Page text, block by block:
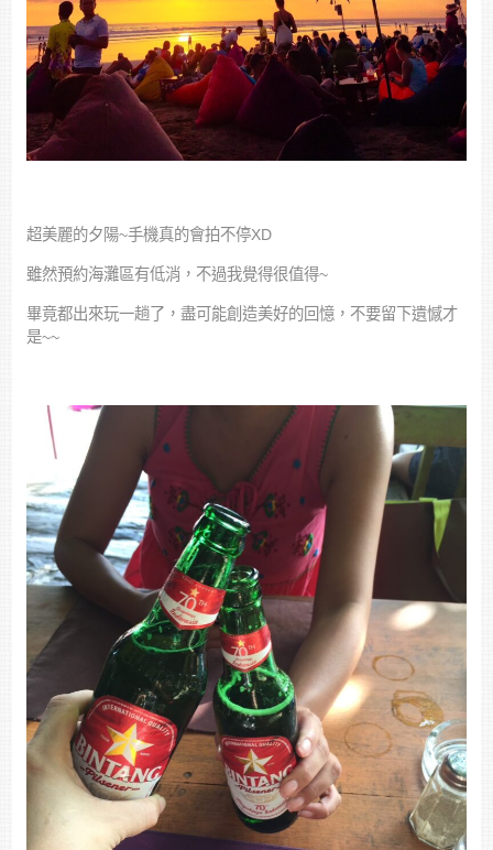
超美麗的夕陽~手機真的會拍不停XD
雖然預約海灘區有低消，不過我覺得很值得~
畢竟都出來玩一趟了，盡可能創造美好的回憶，不要留下遺憾才
是~~